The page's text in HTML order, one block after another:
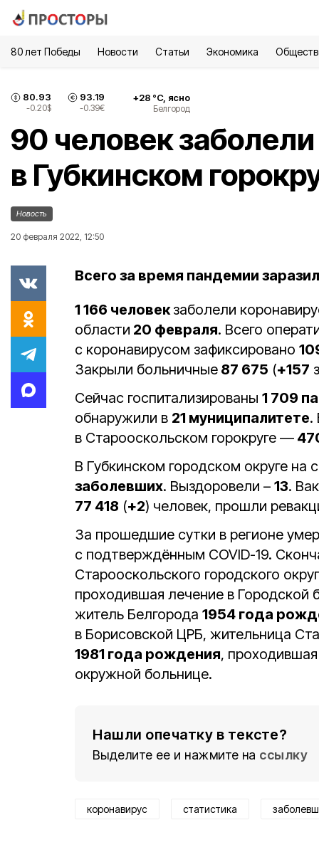
80 лет Победы Новости Статьи Экономика
80.93
-0.20$
93.19
-0.39€
+28 °С, ясно
Белгород
90 человек
в Губкинском
Новость
20 февраля 2022, 12:50
Всего за время пандемии
1 166 человекзаболели
области 20 февраля. Всего
с коронавирусом зафиксировано
Закрыли больничные 87 675 (+157
Сейчас госпитализированы 1 709
обнаружили в 21 муниципалитете.
в Старооскольском горокруге —
В Губкинском городском округе на
заболевших. Выздоровели – 13.
77 418 (+2) человек, прошли
За прошедшие сутки в регионе
с подтверждённым COVID-19.
Старооскольского городского
проходившая лечение в
житель Белгорода 1954 года
в Борисовской ЦРБ, жительница
1981 года рождения,
окружной больнице.
Нашли опечатку в тексте?
Выделите ее и нажмите на ссылку
коронавирус статистика